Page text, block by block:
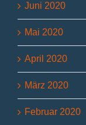
Juni 2020
Mai 2020
April 2020
März 2020
Februar 2020